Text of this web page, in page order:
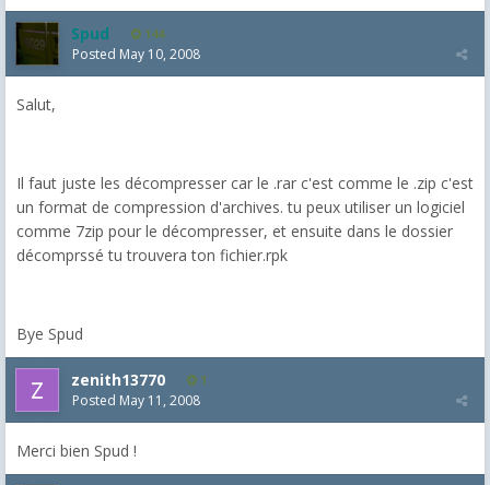
Spud 144
Posted May 10, 2008
Salut,
Il faut juste les décompresser car le .rar c'est comme le .zip c'est
un format de compression d'archives. tu peux utiliser un logiciel
comme 7zip pour le décompresser, et ensuite dans le dossier
décomprssé tu trouvera ton fichier.rpk
Bye Spud
zenith13770 1
Posted May 11, 2008
Merci bien Spud !